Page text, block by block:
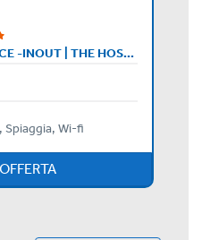
TTG TRAVEL EXPERIENCE -INOUT | THE HOSPITALITY COMMUNITY 2026
Spiaggia, Wi-fi